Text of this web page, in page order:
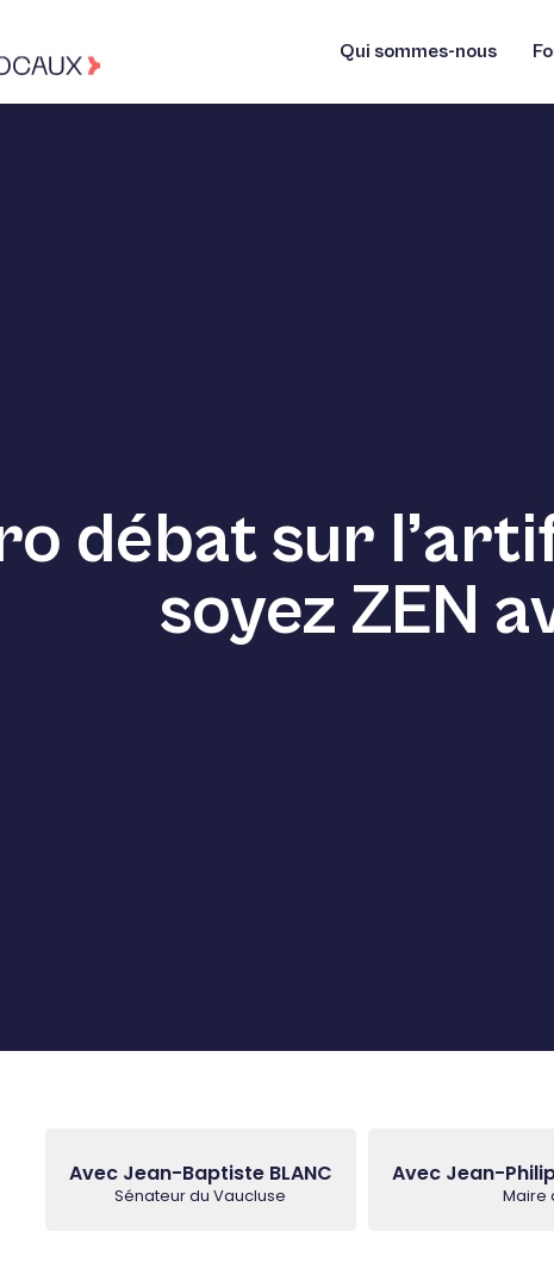
Qui sommes-nous
débat sur
soyez ZEN
Avec Jean-Baptiste BLANC
Sénateur du Vaucluse
Avec Jean-
Maire